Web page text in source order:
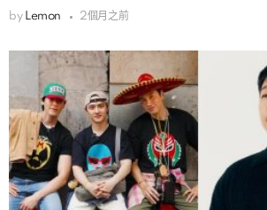
by Lemon 2個月之前